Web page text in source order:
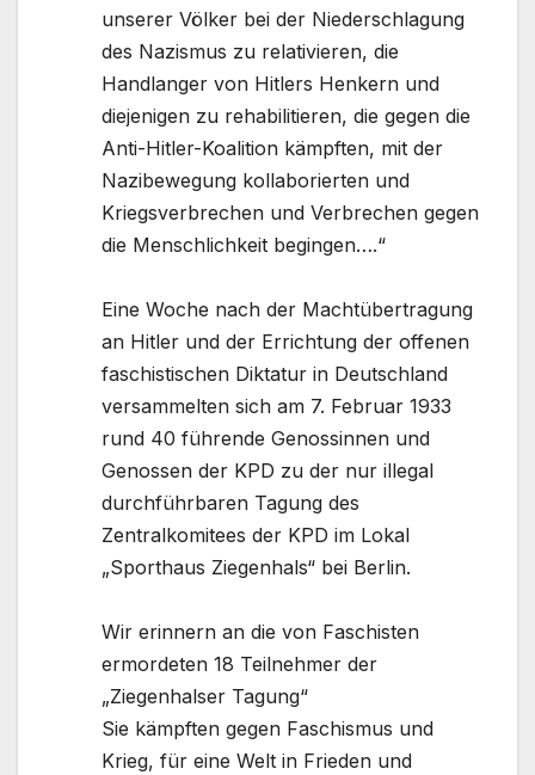
unserer Völker bei der Niederschlagung
des Nazismus zu relativieren, die
Handlanger von Hitlers Henkern und
diejenigen zu rehabilitieren, die gegen die
Anti-Hitler-Koalition kämpften, mit der
Nazibewegung kollaborierten und
Kriegsverbrechen und Verbrechen gegen
die Menschlichkeit begingen….“
Eine Woche nach der Machtübertragung
an Hitler und der Errichtung der offenen
faschistischen Diktatur in Deutschland
versammelten sich am 7. Februar 1933
rund 40 führende Genossinnen und
Genossen der KPD zu der nur illegal
durchführbaren Tagung des
Zentralkomitees der KPD im Lokal
„Sporthaus Ziegenhals“ bei Berlin.
Wir erinnern an die von Faschisten
ermordeten 18 Teilnehmer der
„Ziegenhalser Tagung“
Sie kämpften gegen Faschismus und
Krieg, für eine Welt in Frieden und